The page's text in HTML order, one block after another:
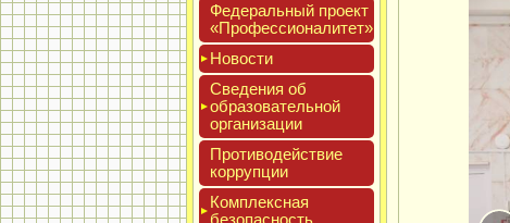
Феде­раль­ный про­ект
«Про­фес­си­она­литет»
Новос­ти
Све­дения об
об­ра­зова­тель­ной
ор­га­низа­ции
Про­тиво­дей­ствие
кор­рупции
Ком­плексная